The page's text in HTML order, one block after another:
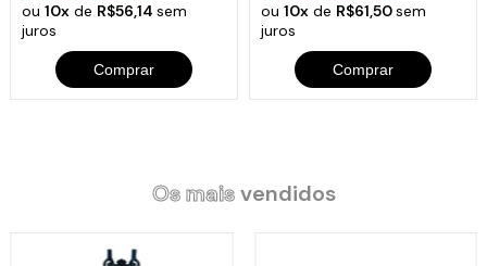
ou10x de R$56,14sem
juros
Comprar
ou 10xde R$61,50sem
juros
Comprar
Os maisvendidos